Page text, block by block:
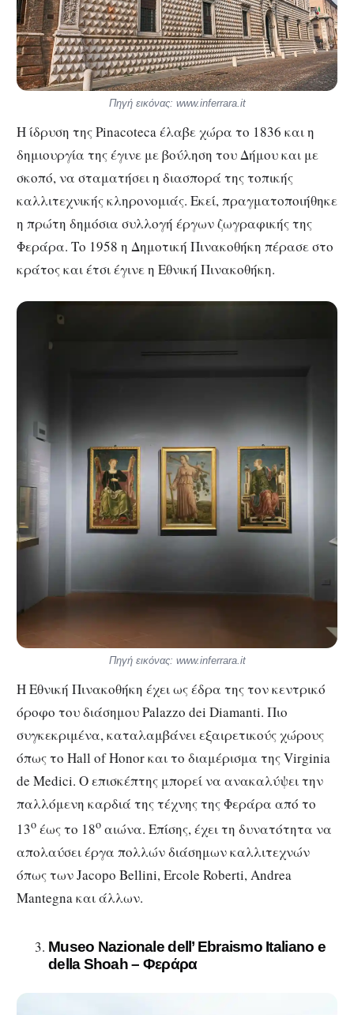
Πηγή εικόνας: www.inferrara.it
Η ίδρυση της Pinacoteca έλαβε χώρα το 1836 και η
δημιουργία της έγινε με βούληση του Δήμου και με
σκοπό, να σταματήσει η διασπορά της τοπικής
καλλιτεχνικής κληρονομιάς. Εκεί, πραγματοποιήθηκε
η πρώτη δημόσια συλλογή έργων ζωγραφικής της
Φεράρα. Το 1958 η Δημοτική Πινακοθήκη πέρασε στο
κράτος και έτσι έγινε η Εθνική Πινακοθήκη.
Πηγή εικόνας: www.inferrara.it
Η Εθνική Πινακοθήκη έχει ως έδρα της τον κεντρικό
όροφο του διάσημου Palazzo dei Diamanti. Πιο
συγκεκριμένα, καταλαμβάνει εξαιρετικούς χώρους
όπως το Hall of Honor και το διαμέρισμα της Virginia
de Medici. Ο επισκέπτης μπορεί να ανακαλύψει την
παλλόμενη καρδιά της τέχνης της Φεράρα από το
13ο έως το 18ο αιώνα. Επίσης, έχει τη δυνατότητα να
απολαύσει έργα πολλών διάσημων καλλιτεχνών
όπως των Jacopo Bellini, Ercole Roberti, Andrea
Mantegna και άλλων.
Museo Nazionale dell’ Ebraismo Italiano e
della Shoah – Φεράρα